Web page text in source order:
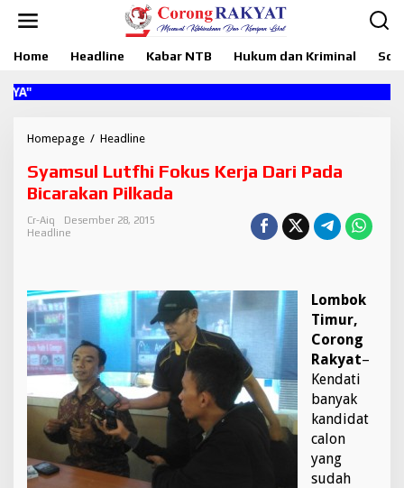
Home Headline Kabar NTB Hukum dan Kriminal
Homepage / Headline
a
m
s
u
f
h
i
F
o
k
u
s
r
j
Syamsul Lutfhi Fokus Kerja Dari Pada
Bicarakan Pilkada
Cr-Aiq
Desember 28, 2015
Headline
Lombok
Timur,
Corong
Rakyat–
Kendati
banyak
kandidat
calon
yang
sudah